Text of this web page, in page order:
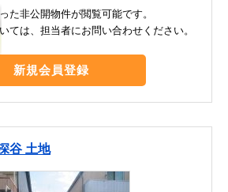
た非公開物件が閲覧可能です。
ては、担当者にお問い合わせください。
新規会員登録
谷 土地